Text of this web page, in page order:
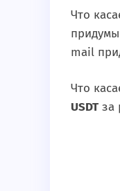
Что
mail
Что
USDT за